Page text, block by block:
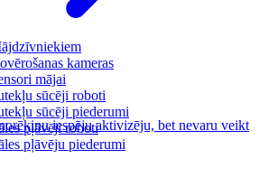
kameras
mājai
sūcēji roboti
sūcēji piederumi
pļāvēji roboti
pļāvēju piederumi
iespēju aktivizēju, bet nevaru veikt